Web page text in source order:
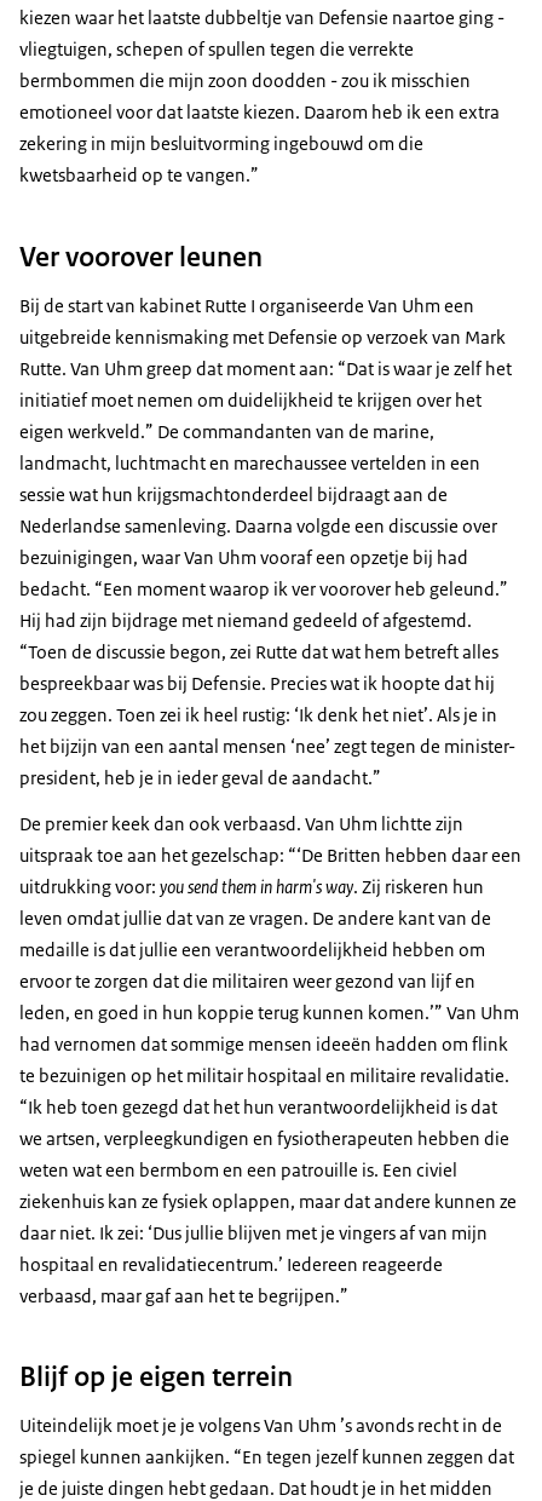
kiezen waar het laatste dubbeltje van Defensie naartoe ging -
vliegtuigen, schepen of spullen tegen die verrekte
bermbommen die mijn zoon doodden - zou ik misschien
emotioneel voor dat laatste kiezen. Daarom heb ik een extra
zekering in mijn besluitvorming ingebouwd om die
kwetsbaarheid op te vangen.”
Ver voorover leunen
Bij de start van kabinet Rutte I organiseerde Van Uhm een
uitgebreide kennismaking met Defensie op verzoek van Mark
Rutte. Van Uhm greep dat moment aan: “Dat is waar je zelf het
initiatief moet nemen om duidelijkheid te krijgen over het
eigen werkveld.” De commandanten van de marine,
landmacht, luchtmacht en marechaussee vertelden in een
sessie wat hun krijgsmachtonderdeel bijdraagt aan de
Nederlandse samenleving. Daarna volgde een discussie over
bezuinigingen, waar Van Uhm vooraf een opzetje bij had
bedacht. “Een moment waarop ik ver voorover heb geleund.”
Hij had zijn bijdrage met niemand gedeeld of afgestemd.
“Toen de discussie begon, zei Rutte dat wat hem betreft alles
bespreekbaar was bij Defensie. Precies wat ik hoopte dat hij
zou zeggen. Toen zei ik heel rustig: ‘Ik denk het niet’. Als je in
het bijzijn van een aantal mensen ‘nee’ zegt tegen de minister-
president, heb je in ieder geval de aandacht.”
De premier keek dan ook verbaasd. Van Uhm lichtte zijn
uitspraak toe aan het gezelschap: “‘De Britten hebben daar een
uitdrukking voor: you send them in harm's way. Zij riskeren hun
leven omdat jullie dat van ze vragen. De andere kant van de
medaille is dat jullie een verantwoordelijkheid hebben om
ervoor te zorgen dat die militairen weer gezond van lijf en
leden, en goed in hun koppie terug kunnen komen.’” Van Uhm
had vernomen dat sommige mensen ideeën hadden om flink
te bezuinigen op het militair hospitaal en militaire revalidatie.
“Ik heb toen gezegd dat het hun verantwoordelijkheid is dat
we artsen, verpleegkundigen en fysiotherapeuten hebben die
weten wat een bermbom en een patrouille is. Een civiel
ziekenhuis kan ze fysiek oplappen, maar dat andere kunnen ze
daar niet. Ik zei: ‘Dus jullie blijven met je vingers af van mijn
hospitaal en revalidatiecentrum.’ Iedereen reageerde
verbaasd, maar gaf aan het te begrijpen.”
Blijf op je eigen terrein
Uiteindelijk moet je je volgens Van Uhm ’s avonds recht in de
spiegel kunnen aankijken. “En tegen jezelf kunnen zeggen dat
je de juiste dingen hebt gedaan. Dat houdt je in het midden